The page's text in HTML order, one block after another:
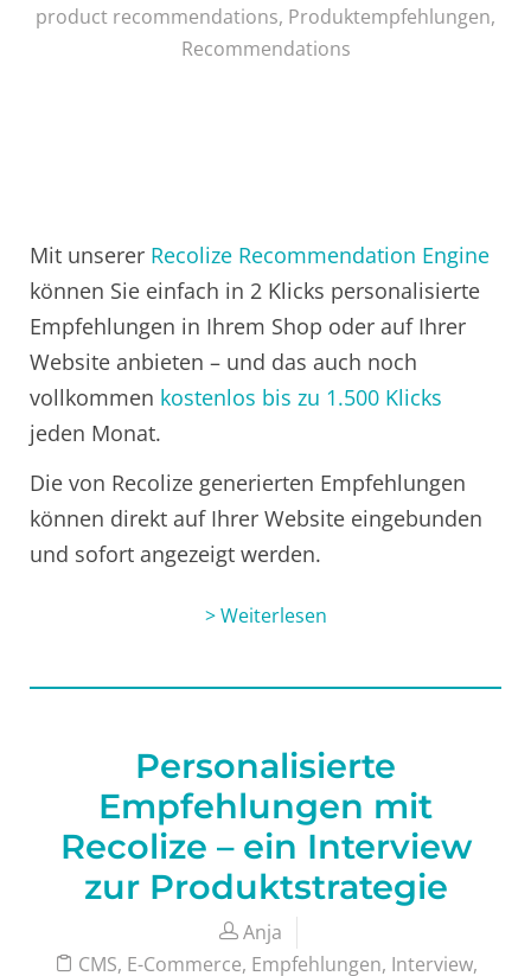
product recommendations, Produktempfehlungen,
Recommendations
Mit unserer Recolize Recommendation Engine
können Sie einfach in 2 Klicks personalisierte
Empfehlungen in Ihrem Shop oder auf Ihrer
Website anbieten – und das auch noch
vollkommen kostenlos bis zu 1.500 Klicks
jeden Monat.
Die von Recolize generierten Empfehlungen
können direkt auf Ihrer Website eingebunden
und sofort angezeigt werden.
> Weiterlesen
Personalisierte
Empfehlungen mit
Recolize – ein Interview
zur Produktstrategie
Anja
CMS, E-Commerce, Empfehlungen, Interview,